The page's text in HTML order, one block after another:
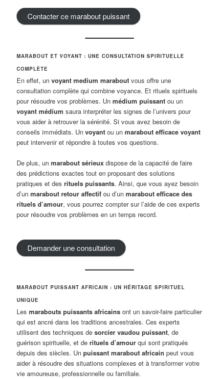
Contacter ce marabout puissant
MARABOUT ET VOYANT : UNE CONSULTATION SPIRITUELLE
COMPLÈTE
En effet, un voyant medium marabout vous offre une
consultation complète qui combine voyance. Et rituels spirituels
pour résoudre vos problèmes. Unmédium puissant ou un
voyant médium saura interpréter les signes de l’univers pour
vous aider à retrouver la sérénité. Si vous avez besoin de
conseils immédiats. Unvoyantou unmarabout efficace voyant
peut intervenir et répondre à toutes vos questions.
De plus, unmarabout sérieux dispose de la capacité de faire
des prédictions exactes tout en proposant des solutions
pratiques et desrituels puissants. Ainsi, que vous ayez besoin
d’unmarabout retour affectif ou d’unmarabout efficace des
rituels d’amour, vous pourrez compter sur l’aide de ces experts
pour résoudre vos problèmes en un temps record.
Demander une consultation
MARABOUT PUISSANT AFRICAIN : UN HÉRITAGE SPIRITUEL
UNIQUE
Lesmarabouts puissants africains ont un savoir-faire particulier
qui est ancré dans les traditions ancestrales. Ces experts
utilisent des techniques desorcier vaudou puissant, de
guérison spirituelle, et derituels d’amour qui sont pratiqués
depuis des siècles. Unpuissant marabout africain peut vous
aider à résoudre des situations complexes et à transformer votre
vie amoureuse, professionnelle ou familiale.